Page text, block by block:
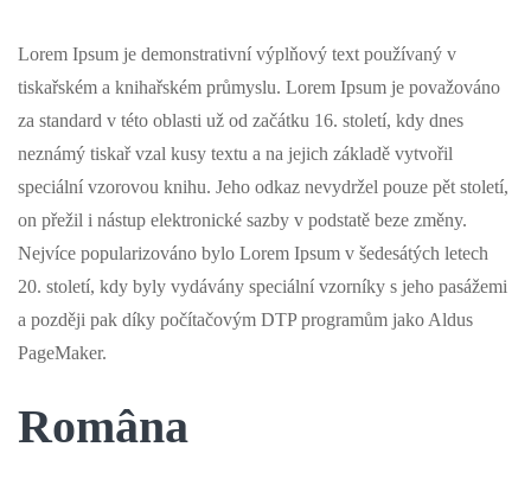
Lorem Ipsum je demonstrativní výplňový text používaný v
tiskařském a knihařském průmyslu. Lorem Ipsum je považováno
za standard v této oblasti už od začátku 16. století, kdy dnes
neznámý tiskař vzal kusy textu a na jejich základě vytvořil
speciální vzorovou knihu. Jeho odkaz nevydržel pouze pět století,
on přežil i nástup elektronické sazby v podstatě beze změny.
Nejvíce popularizováno bylo Lorem Ipsum v šedesátých letech
20. století, kdy byly vydávány speciální vzorníky s jeho pasážemi
a později pak díky počítačovým DTP programům jako Aldus
PageMaker.
Româna